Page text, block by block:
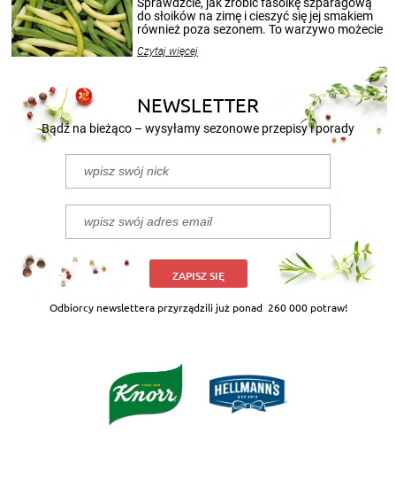
przetworów.
do słoików na zimę i cieszyć się jej smakiem
również poza sezonem. To warzywo możecie
nasze propozycje!
Czytaj więcej
NEWSLETTER
Bądź na bieżąco – wysyłamy sezonowe przepisy i porady
ZAPISZ SIĘ
Odbiorcy newslettera przyrządzili już ponad 260 000 potraw!